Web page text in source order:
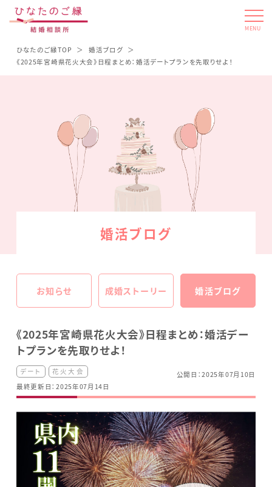
MENU
ひなたのご縁TOP
婚活ブログ
《2025年宮崎県花火大会》日程まとめ：婚活デートプランを先取りせよ！
婚活ブログ
お知らせ 成婚ストーリー 婚活ブログ
《2025年宮崎県花火大会》日程まとめ：婚活デー
トプランを先取りせよ！
デート 花火大会
公開日：2025年07月10日
最終更新日：2025年07月14日